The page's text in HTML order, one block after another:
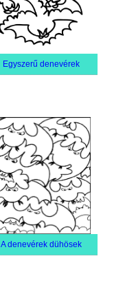
Egyszerű denevérek
A denevérek dühösek